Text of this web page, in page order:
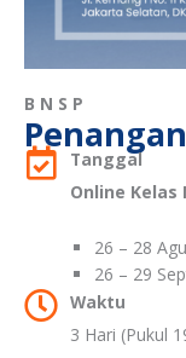
BNSP
Tanggal
Online
26 – 28
26 – 29
Waktu
3 Hari (Pukul